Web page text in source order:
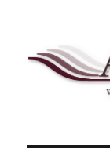
Archnet